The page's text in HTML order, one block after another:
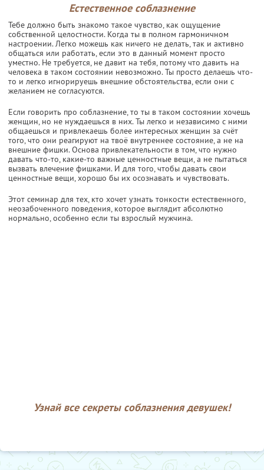
Естественное соблазнение
Тебе должно быть знакомо такое чувство, как ощущение
собственной целостности. Когда ты в полном гармоничном
настроении. Легко можешь как ничего не делать, так и активно
общаться или работать, если это в данный момент просто
уместно. Не требуется, не давит на тебя, потому что давить на
человека в таком состоянии невозможно. Ты просто делаешь что-
то и легко игнорируешь внешние обстоятельства, если они с
желанием не согласуются.
Если говорить про соблазнение, то ты в таком состоянии хочешь
женщин, но не нуждаешься в них. Ты легко и независимо с ними
общаешься и привлекаешь более интересных женщин за счёт
того, что они реагируют на твоё внутреннее состояние, а не на
внешние фишки. Основа привлекательности в том, что нужно
давать что-то, какие-то важные ценностные вещи, а не пытаться
вызвать влечение фишками. И для того, чтобы давать свои
ценностные вещи, хорошо бы их осознавать и чувствовать.
Этот семинар для тех, кто хочет узнать тонкости естественного,
неозабоченного поведения, которое выглядит абсолютно
нормально, особенно если ты взрослый мужчина.
Узнай все секреты соблазнения девушек!